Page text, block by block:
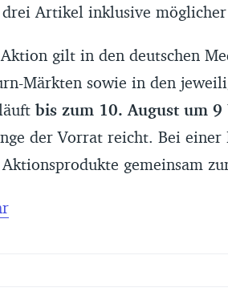
Artikel inklusive möglicher
gilt in den deutschen
Märkten sowie in den
bis zum 10. August um 9
der Vorrat reicht. Bei einer
gemeinsam